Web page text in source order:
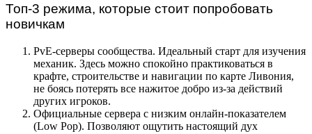
Топ-3 режима, которые стоит попробовать
новичкам
PvE-серверы сообщества. Идеальный старт для изучения
механик. Здесь можно спокойно практиковаться в
крафте, строительстве и навигации по карте Ливония,
не боясь потерять все нажитое добро из-за действий
других игроков.
Официальные сервера с низким онлайн-показателем
(Low Pop). Позволяют ощутить настоящий дух